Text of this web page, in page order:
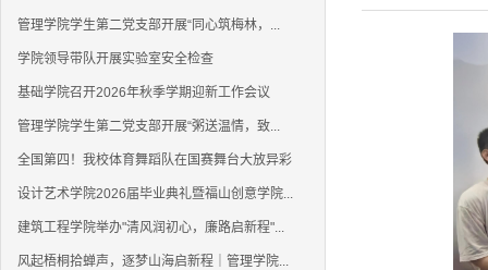
管理学院学生第二党支部开展“同心筑梅林，...
学院领导带队开展实验室安全检查
基础学院召开2026年秋季学期迎新工作会议
管理学院学生第二党支部开展“粥送温情，致...
全国第四！我校体育舞蹈队在国赛舞台大放异彩
设计艺术学院2026届毕业典礼暨福山创意学院...
建筑工程学院举办"清风润初心，廉路启新程"...
风起梧桐拾蝉声，逐梦山海启新程｜管理学院...